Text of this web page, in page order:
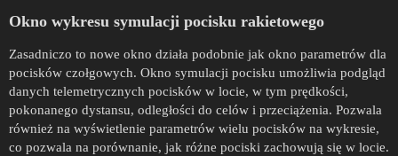
Okno wykresu symulacji pocisku rakietowego
Zasadniczo to nowe okno działa podobnie jak okno parametrów dla
pocisków czołgowych. Okno symulacji pocisku umożliwia podgląd
danych telemetrycznych pocisków w locie, w tym prędkości,
pokonanego dystansu, odległości do celów i przeciążenia. Pozwala
również na wyświetlenie parametrów wielu pocisków na wykresie,
co pozwala na porównanie, jak różne pociski zachowują się w locie.